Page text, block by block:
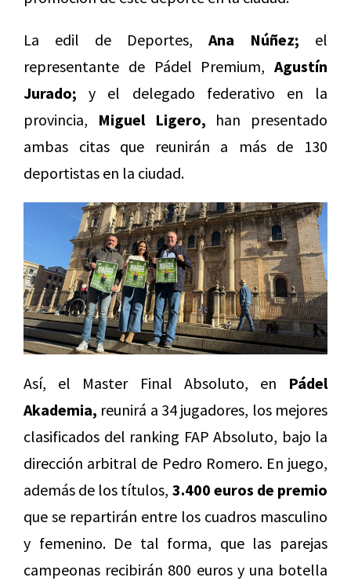
La edil de Deportes, Ana Núñez; el
representante de Pádel Premium, Agustín
Jurado; y el delegado federativo en la
provincia, Miguel Ligero, han presentado
ambas citas que reunirán a más de 130
deportistas en la ciudad.
Así, el Master Final Absoluto, en Pádel
Akademia, reunirá a 34 jugadores, los mejores
clasificados del ranking FAP Absoluto, bajo la
dirección arbitral de Pedro Romero. En juego,
además de los títulos, 3.400 euros de premio
que se repartirán entre los cuadros masculino
y femenino. De tal forma, que las parejas
campeonas recibirán 800 euros y una botella